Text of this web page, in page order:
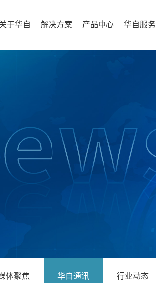
于华自 解决方案 产品中心 华自服务
体聚焦 华自通讯 行业动态